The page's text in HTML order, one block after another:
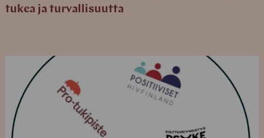
tukea ja turvallisuutta